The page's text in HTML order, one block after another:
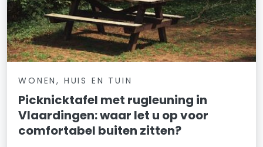
WONEN, HUIS EN TUIN
Picknicktafel met rugleuning in
Vlaardingen: waar let u op voor
comfortabel buiten zitten?